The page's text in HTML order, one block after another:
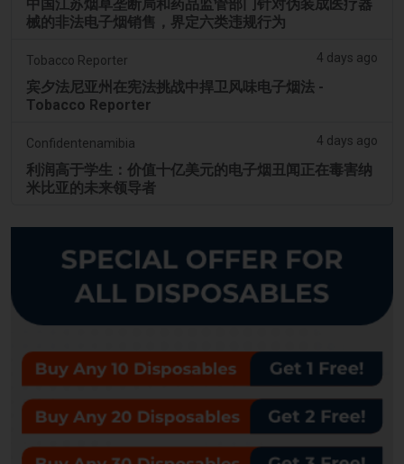
中国江苏烟草垄断局和药品监管部门针对伪装成医疗器
械的非法电子烟销售，界定六类违规行为
Tobacco Reporter 4 days ago
宾夕法尼亚州在宪法挑战中捍卫风味电子烟法 -
Tobacco Reporter
Confidentenamibia 4 days ago
利润高于学生：价值十亿美元的电子烟丑闻正在毒害纳
米比亚的未来领导者